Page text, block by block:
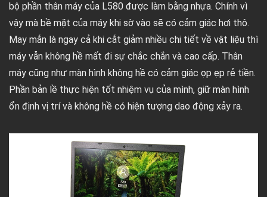
bộ phần thân máy của L580 được làm bằng nhựa. Chính vì
vậy mà bề mặt của máy khi sờ vào sẽ có cảm giác hơi thô.
May mắn là ngay cả khi cắt giảm nhiều chi tiết về vật liệu thì
máy vẫn không hề mất đi sự chắc chắn và cao cấp. Thân
máy cũng như màn hình không hề có cảm giác ọp ẹp rẻ tiền.
Phần bản lề thực hiện tốt nhiệm vụ của mình, giữ màn hình
ổn định vị trí và không hề có hiện tượng dao động xảy ra.